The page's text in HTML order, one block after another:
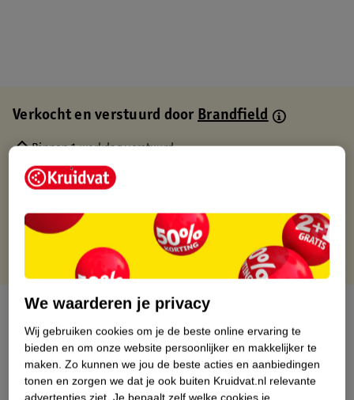
Verkocht en verstuurd doorBrandfield
Binnen 1 werkdag verstuurd
Gratis thuisbezorgd
Gratis retourneren via verkooppartner.
Over dit product
Productinformatie
Etiketinformatie
We waarderen je privacy
Wij gebruiken cookies om je de beste online ervaring te
bieden en om onze website persoonlijker en makkelijker te
maken. Zo kunnen we jou de beste acties en aanbiedingen
tonen en zorgen we dat je ook buiten Kruidvat.nl relevante